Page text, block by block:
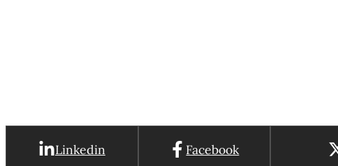
Linkedin Facebook